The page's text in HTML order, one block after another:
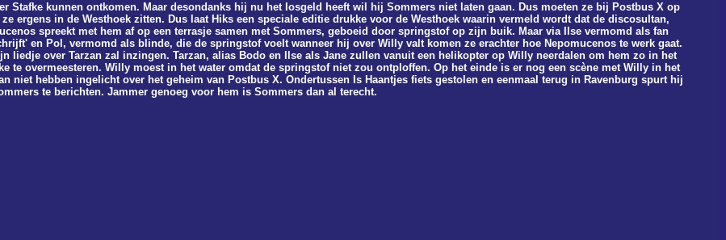
Stafke kunnen ontkomen. Maar desondanks hij nu het losgeld heeft wil hij Sommers niet laten gaan. Dus moeten ze bij Postbus X op
ergens in de Westhoek zitten. Dus laat Hiks een speciale editie drukke voor de Westhoek waarin vermeld wordt dat de discosultan,
spreekt met hem af op een terrasje samen met Sommers, geboeid door springstof op zijn buik. Maar via Ilse vermomd als fan
en Pol, vermomd als blinde, die de springstof voelt wanneer hij over Willy valt komen ze erachter hoe Nepomucenos te werk gaat.
liedje over Tarzan zal inzingen. Tarzan, alias Bodo en Ilse als Jane zullen vanuit een helikopter op Willy neerdalen om hem zo in het
te overmeesteren. Willy moest in het water omdat de springstof niet zou ontploffen. Op het einde is er nog een scène met Willy in het
niet hebben ingelicht over het geheim van Postbus X. Ondertussen Is Haantjes fiets gestolen en eenmaal terug in Ravenburg spurt hij
te berichten. Jammer genoeg voor hem is Sommers dan al terecht.